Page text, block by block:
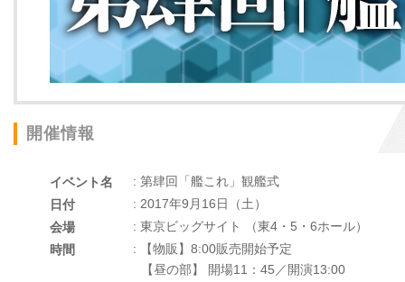
開催情報
イベント名
: 第肆回「艦これ」観艦式
日付
: 2017年9月16日（土）
会場
: 東京ビッグサイト （東4・5・6ホール）
時間
: 【物販】8:00販売開始予定
【昼の部】 開場11：45／開演13:00